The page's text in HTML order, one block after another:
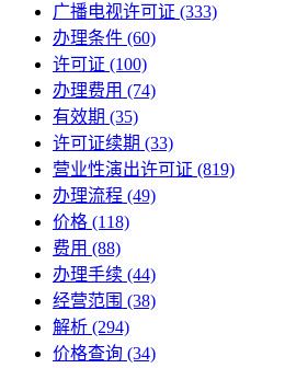
广播电视许可证 (333)
办理条件 (60)
许可证 (100)
办理费用 (74)
有效期 (35)
许可证续期 (33)
营业性演出许可证 (819)
办理流程 (49)
价格 (118)
费用 (88)
办理手续 (44)
经营范围 (38)
解析 (294)
价格查询 (34)